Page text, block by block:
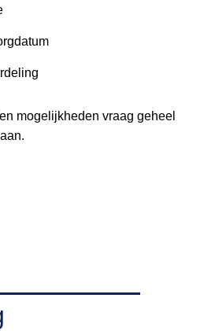
mogelijkheden vraag geheel